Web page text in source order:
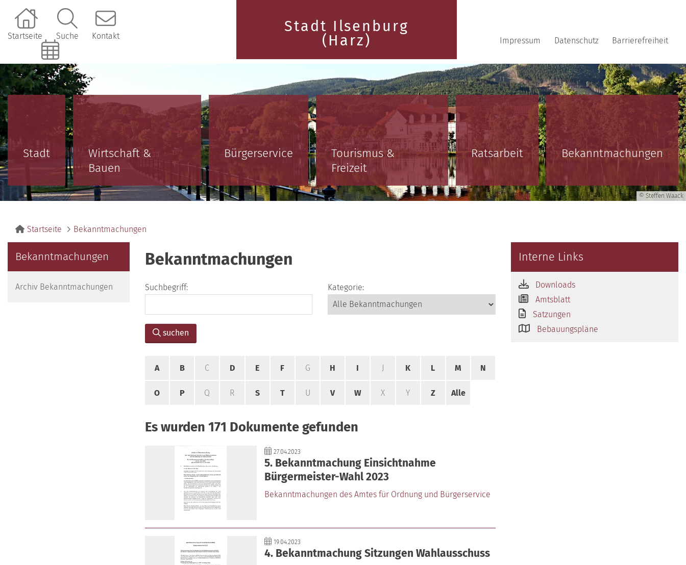
Startseite Suche Kontakt
Online-Terminbuchung
Stadt Ilsenburg
(Harz)
Impressum Datenschutz Barrierefreiheit
Stadt
Wirtschaft &
Bauen
Bürgerservice
Tourismus &
Freizeit
Ratsarbeit Bekanntmachungen
© Steffen Waack
Startseite Bekanntmachungen
Bekanntmachungen
Archiv Bekanntmachungen
Bekanntmachungen
Suchbegriff: Kategorie:
suchen
A B C D E F G H I J K L M N
O P Q R S T U V W X Y Z Alle
Es wurden 171 Dokumente gefunden
27.04.2023
5. Bekanntmachung Einsichtnahme
Bürgermeister-Wahl 2023
Bekanntmachungen des Amtes für Ordnung und Bürgerservice
19.04.2023
4. Bekanntmachung Sitzungen Wahlausschuss
Interne Links
Downloads
Amtsblatt
Satzungen
Bebauungspläne